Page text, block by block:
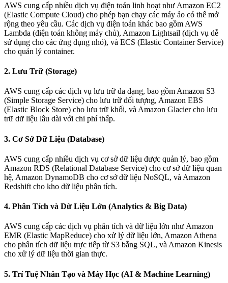
AWS cung cấp nhiều dịch vụ điện toán linh hoạt như Amazon EC2
(Elastic Compute Cloud) cho phép bạn chạy các máy ảo có thể mở
rộng theo yêu cầu. Các dịch vụ điện toán khác bao gồm AWS
Lambda (điện toán không máy chủ), Amazon Lightsail (dịch vụ dễ
sử dụng cho các ứng dụng nhỏ), và ECS (Elastic Container Service)
cho quản lý container.
2. Lưu Trữ (Storage)
AWS cung cấp các dịch vụ lưu trữ đa dạng, bao gồm Amazon S3
(Simple Storage Service) cho lưu trữ đối tượng, Amazon EBS
(Elastic Block Store) cho lưu trữ khối, và Amazon Glacier cho lưu
trữ dữ liệu lâu dài với chi phí thấp.
3. Cơ Sở Dữ Liệu (Database)
AWS cung cấp nhiều dịch vụ cơ sở dữ liệu được quản lý, bao gồm
Amazon RDS (Relational Database Service) cho cơ sở dữ liệu quan
hệ, Amazon DynamoDB cho cơ sở dữ liệu NoSQL, và Amazon
Redshift cho kho dữ liệu phân tích.
4. Phân Tích và Dữ Liệu Lớn (Analytics & Big Data)
AWS cung cấp các dịch vụ phân tích và dữ liệu lớn như Amazon
EMR (Elastic MapReduce) cho xử lý dữ liệu lớn, Amazon Athena
cho phân tích dữ liệu trực tiếp từ S3 bằng SQL, và Amazon Kinesis
cho xử lý dữ liệu thời gian thực.
5. Trí Tuệ Nhân Tạo và Máy Học (AI & Machine Learning)